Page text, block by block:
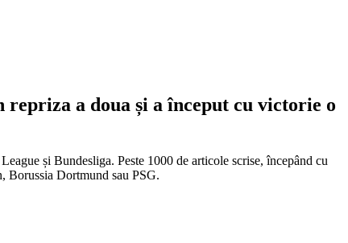
repriza a doua și a început cu victorie o
și Bundesliga. Peste 1000 de articole scrise, începând cu
Borussia Dortmund sau PSG.